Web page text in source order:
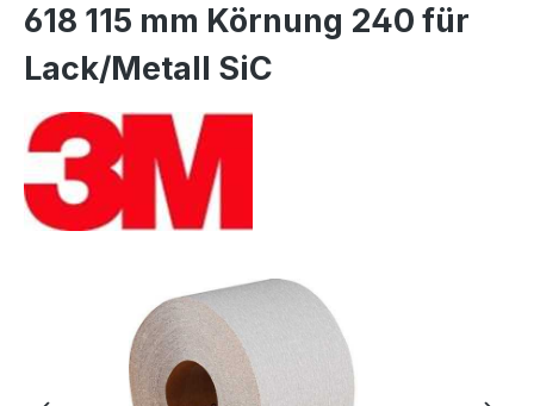
618 115 mm Körnung 240 für
Lack/Metall SiC
Bildergalerie überspringen